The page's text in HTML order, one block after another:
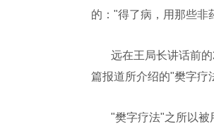
的："得了病，用那些非
远在王局长讲话前
篇报道所介绍的"樊字疗
"樊字疗法"之所以被